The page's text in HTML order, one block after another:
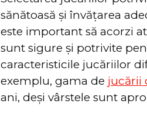
sănătoasă și învățarea
este important să acorzi
sunt sigure și potrivite
caracteristicile jucăriilor
exemplu, gama de jucării
ani, deși vârstele sunt